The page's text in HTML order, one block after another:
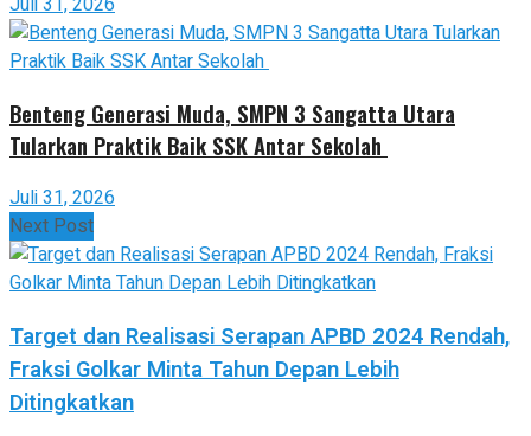
Benteng Generasi Muda, SMPN 3 Sangatta Utara
Tularkan Praktik Baik SSK Antar Sekolah
Juli 31, 2026
Next Post
Target dan Realisasi Serapan APBD 2024 Rendah,
Fraksi Golkar Minta Tahun Depan Lebih
Ditingkatkan